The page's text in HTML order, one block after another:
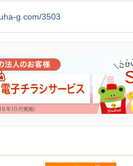
g.com/3503